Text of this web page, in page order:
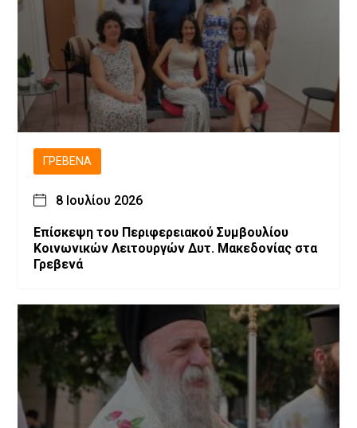
ΓΡΕΒΕΝΆ
8 Ιουλίου 2026
Επίσκεψη του Περιφερειακού Συμβουλίου
Κοινωνικών Λειτουργών Δυτ. Μακεδονίας στα
Γρεβενά